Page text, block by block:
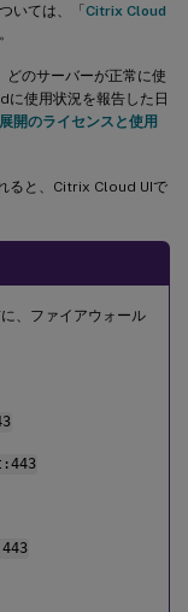
いては、「Citrix Cloud
のサーバーが正常に使
使用状況を報告した日
開のライセンスと使用
ると、Citrix Cloud UIで
、ファイアウォール